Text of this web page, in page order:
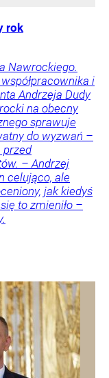
rok
Nawrockiego.
i
Andrzeja Dudy
na obecny
sprawuje
do wyzwań –
przed
– Andrzej
celująco, ale
jak kiedyś
to zmieniło –